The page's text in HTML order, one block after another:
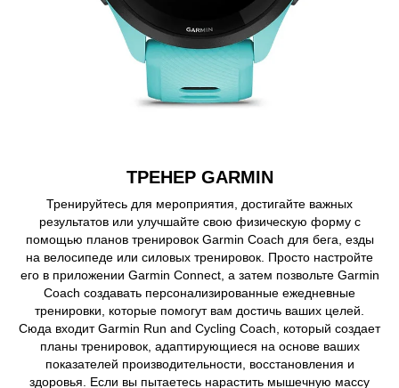
ТРЕНЕР GARMIN
Тренируйтесь для мероприятия, достигайте важных
результатов или улучшайте свою физическую форму с
помощью планов тренировок Garmin Coach для бега, езды
на велосипеде или силовых тренировок. Просто настройте
его в приложении Garmin Connect, а затем позвольте Garmin
Coach создавать персонализированные ежедневные
тренировки, которые помогут вам достичь ваших целей.
Сюда входит Garmin Run and Cycling Coach, который создает
планы тренировок, адаптирующиеся на основе ваших
показателей производительности, восстановления и
здоровья. Если вы пытаетесь нарастить мышечную массу